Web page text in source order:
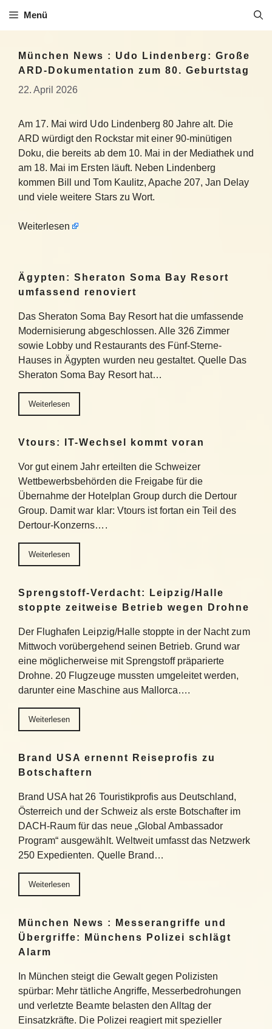
Inhalt
Menü
München News : Udo Lindenberg: Große
ARD-Dokumentation zum 80. Geburtstag
22. April 2026
Am 17. Mai wird Udo Lindenberg 80 Jahre alt. Die
ARD würdigt den Rockstar mit einer 90-minütigen
Doku, die bereits ab dem 10. Mai in der Mediathek und
am 18. Mai im Ersten läuft. Neben Lindenberg
kommen Bill und Tom Kaulitz, Apache 207, Jan Delay
und viele weitere Stars zu Wort.
Weiterlesen
Ägypten: Sheraton Soma Bay Resort
umfassend renoviert
Das Sheraton Soma Bay Resort hat die umfassende
Modernisierung abgeschlossen. Alle 326 Zimmer
sowie Lobby und Restaurants des Fünf-Sterne-
Hauses in Ägypten wurden neu gestaltet. Quelle Das
Sheraton Soma Bay Resort hat…
Weiterlesen
Vtours: IT-Wechsel kommt voran
Vor gut einem Jahr erteilten die Schweizer
Wettbewerbsbehörden die Freigabe für die
Übernahme der Hotelplan Group durch die Dertour
Group. Damit war klar: Vtours ist fortan ein Teil des
Dertour-Konzerns….
Weiterlesen
Sprengstoff-Verdacht: Leipzig/Halle
stoppte zeitweise Betrieb wegen Drohne
Der Flughafen Leipzig/Halle stoppte in der Nacht zum
Mittwoch vorübergehend seinen Betrieb. Grund war
eine möglicherweise mit Sprengstoff präparierte
Drohne. 20 Flugzeuge mussten umgeleitet werden,
darunter eine Maschine aus Mallorca….
Weiterlesen
Brand USA ernennt Reiseprofis zu
Botschaftern
Brand USA hat 26 Touristikprofis aus Deutschland,
Österreich und der Schweiz als erste Botschafter im
DACH-Raum für das neue „Global Ambassador
Program“ ausgewählt. Weltweit umfasst das Netzwerk
250 Expedienten. Quelle Brand…
Weiterlesen
München News : Messerangriffe und
Übergriffe: Münchens Polizei schlägt
Alarm
In München steigt die Gewalt gegen Polizisten
spürbar: Mehr tätliche Angriffe, Messerbedrohungen
und verletzte Beamte belasten den Alltag der
Einsatzkräfte. Die Polizei reagiert mit spezieller